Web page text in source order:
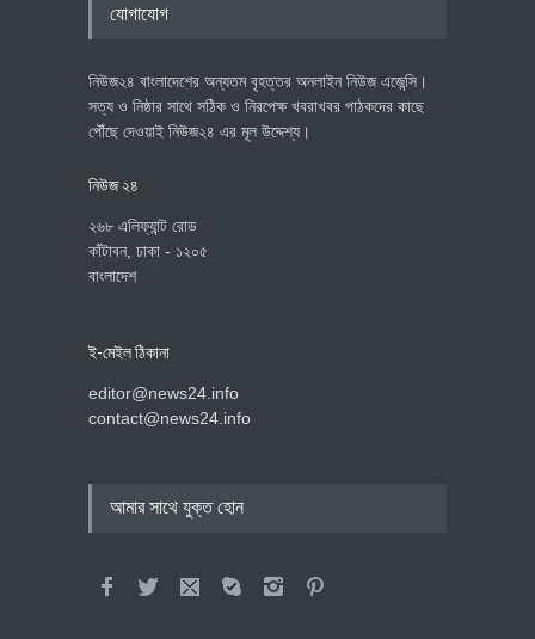
যোগাযোগ
নিউজ২৪ বাংলাদেশের অন্যতম বৃহত্তর অনলাইন নিউজ এজেন্সি।
সত্য ও নিষ্ঠার সাথে সঠিক ও নিরপেক্ষ খবরাখবর পাঠকদের কাছে
পৌঁছে দেওয়াই নিউজ২৪ এর মূল উদ্দেশ্য।
নিউজ ২৪
২৬৮ এলিফ্যান্ট রোড
কাঁটাবন, ঢাকা - ১২০৫
বাংলাদেশ
ই-মেইল ঠিকানা
editor@news24.info
contact@news24.info
আমার সাথে যুক্ত হোন